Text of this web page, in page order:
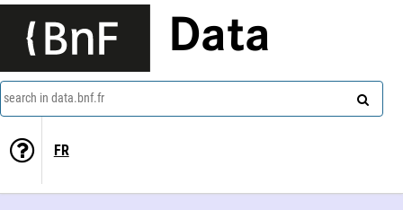
Data
search in data.bnf.fr
FR